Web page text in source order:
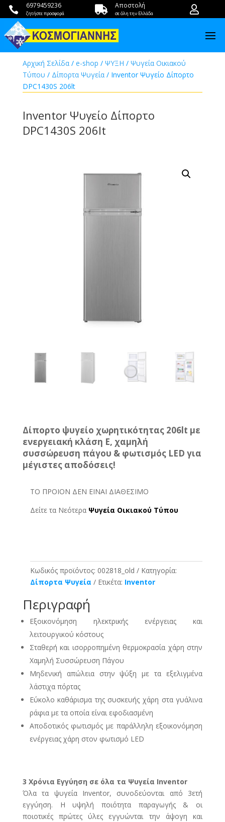
 6979459236
ζητήστε προσφορά  Αποστολή
σε όλη την Ελλάδα 
Αρχική Σελίδα/ e-shop / ΨΥΞΗ / Ψυγεία Οικιακού
Τύπου / Δίπορτα Ψυγεία/ Inventor Ψυγείο Δίπορτο
DPC1430S 206lt
Inventor Ψυγείο Δίπορτο
DPC1430S 206lt
Δίπορτο ψυγείο χωρητικότητας 206lt με
ενεργειακή κλάση E, χαμηλή
συσσώρευση πάγου & φωτισμός LED για
μέγιστες αποδόσεις!
ΤΟ ΠΡΟΙΟΝ ΔΕΝ ΕΙΝΑΙ ΔΙΑΘΕΣΙΜΟ
Δείτε τα Νεότερα Ψυγεία Οικιακού Τύπου
Κωδικός προϊόντος: 002818_old
Κατηγορία:
Δίπορτα Ψυγεία
Ετικέτα: Inventor
Περιγραφή
Εξοικονόμηση ηλεκτρικής ενέργειας και
λειτουργικού κόστους
Σταθερή και ισορροπημένη θερμοκρασία χάρη στην
Χαμηλή Συσσώρευση Πάγου
Μηδενική απώλεια στην ψύξη με τα εξελιγμένα
λάστιχα πόρτας
Εύκολο καθάρισμα της συσκευής χάρη στα γυάλινα
ράφια με τα οποία είναι εφοδιασμένη
Αποδοτικός φωτισμός με παράλληλη εξοικονόμηση
ενέργειας χάρη στον φωτισμό LED
3 Χρόνια Εγγύηση σε όλα τα Ψυγεία Inventor
Όλα τα ψυγεία Inventor, συνοδεύονται από 3ετή
εγγύηση. Η υψηλή ποιότητα παραγωγής & οι
ποιοτικές πρώτες ύλες εγγυώνται την άψογη και